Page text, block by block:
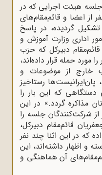
هیئت اجرایی که در
10 /4 /37 با شرکت 48 نفر از اعضا و قائم‌مقام‌های
گردیده، در پاسخ
اداری وزارت آموزش و
دبیرکل که حزب
حمله قرار داده‌اند،
خارج از موضوعات و
رستاخیز
دستگاهی که این بار را
مذاکره گردد.» در این
شرکت‌کنندگان جلسه را
قائم‌مقام دبیرکل،
که در این اثنا چند نفر
و اظهار داشته‌اند، این
آن هماهنگی و